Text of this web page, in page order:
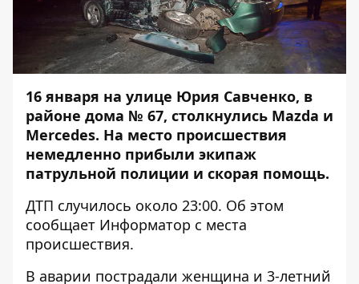
16 января на улице Юрия Савченко, в
районе дома № 67, столкнулись Mazda и
Mercedes. На место происшествия
немедленно прибыли экипаж
патрульной полиции и скорая помощь.
ДТП случилось около 23:00. Об этом
сообщает Информатор с места
происшествия.
В аварии пострадали женщина и 3-летний